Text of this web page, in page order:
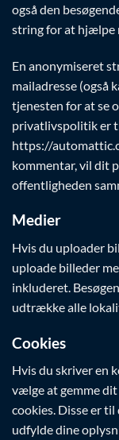
også den
string for at hjælpe
En anonymiseret
mailadresse (også
tjenesten for at se
privatlivspolitik er
https://
kommentar, vil dit
offentligheden
Medier
Hvis du uploader
uploade billeder
inkluderet.
udtrække alle
Cookies
Hvis du skriver en
vælge at gemme dit
cookies. Disse er til
udfylde dine